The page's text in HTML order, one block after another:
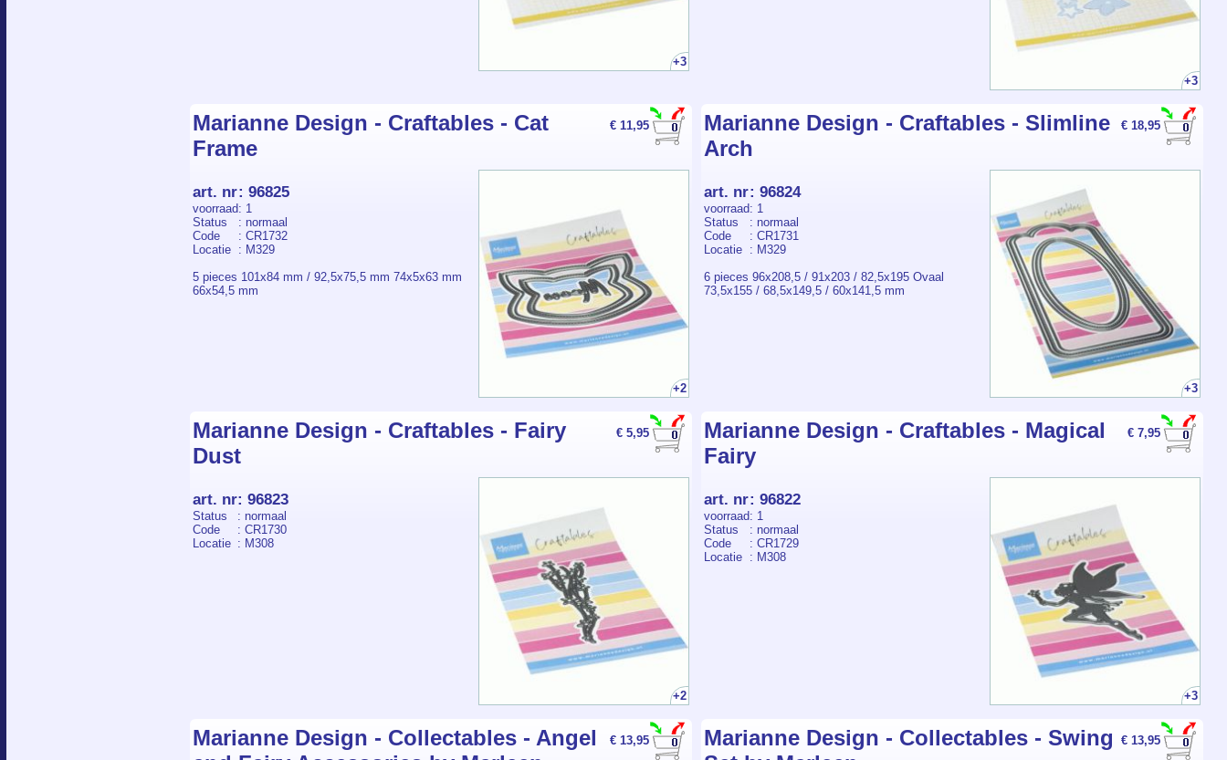
+3
+3
€ 11,95
Marianne Design - Craftables - Cat
Frame
+2
art. nr: 96825
voorraad: 1
Status
: normaal
Code
: CR1732
Locatie
: M329
5 pieces 101x84 mm / 92,5x75,5 mm 74x5x63 mm
66x54,5 mm
€ 18,95
Marianne Design - Craftables - Slimline
Arch
+3
art. nr: 96824
voorraad: 1
Status
: normaal
Code
: CR1731
Locatie
: M329
6 pieces 96x208,5 / 91x203 / 82,5x195 Ovaal
73,5x155 / 68,5x149,5 / 60x141,5 mm
€ 5,95
Marianne Design - Craftables - Fairy
Dust
+2
art. nr: 96823
Status
: normaal
Code
: CR1730
Locatie : M308
€ 7,95
Marianne Design - Craftables - Magical
Fairy
+3
art. nr: 96822
voorraad: 1
Status
: normaal
Code
: CR1729
Locatie
: M308
€ 13,95
Marianne Design - Collectables - Angel
€ 13,95
Marianne Design - Collectables - Swing